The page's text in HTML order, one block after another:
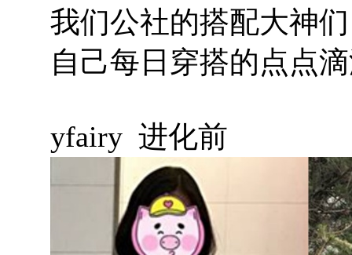
我们公社的搭配大神
自己每日穿搭的点点
yfairy 进化前